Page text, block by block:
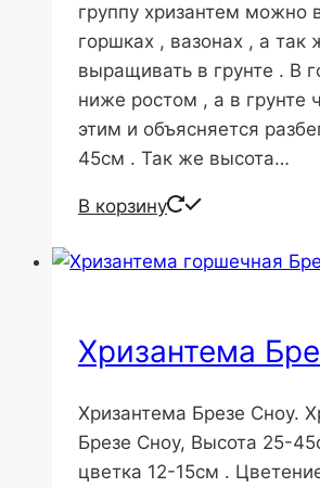
группу хризантем можно
горшках , вазонах , а
выращивать в грунте . В
ниже ростом , а в грунте
этим и объясняется
45см . Так же высота…
В корзину
Хризантема
Хризантема Брезе Сноу.
Брезе Сноу, Высота 25-
цветка 12-15см .